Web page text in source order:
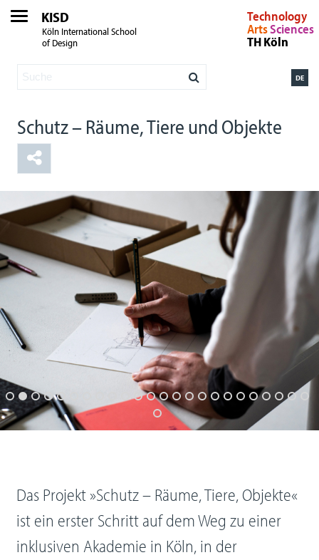
KISD
Köln International School
of Design
Technology
ArtsSciences
TH Köln
DE
Schutz – Räume, Tiere und Objekte
Das Projekt »Schutz – Räume, Tiere, Objekte«
ist ein erster Schritt auf dem Weg zu einer
inklusiven Akademie in Köln, in der